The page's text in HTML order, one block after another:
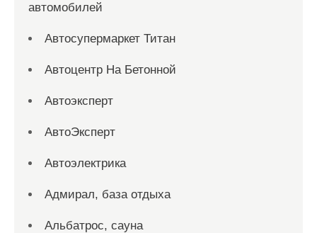
автомобилей
Автосупермаркет Титан
Автоцентр На Бетонной
Автоэксперт
АвтоЭксперт
Автоэлектрика
Адмирал, база отдыха
Альбатрос, сауна